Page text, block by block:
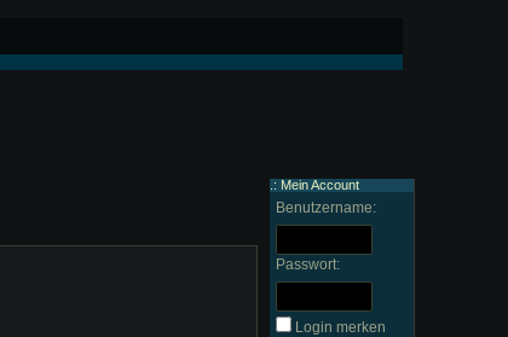
.: Mein Account
Benutzername:
Passwort:
Login merken